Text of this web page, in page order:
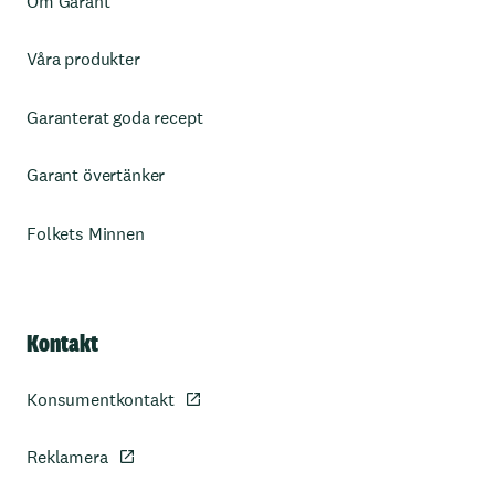
Våra produkter
Garanterat goda recept
Garant övertänker
Folkets Minnen
Kontakt
Konsumentkontakt
Reklamera